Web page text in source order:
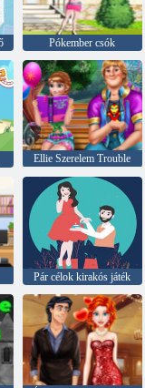
Pókember csók
Ellie Szerelem Trouble
Pár célok kirakós játék